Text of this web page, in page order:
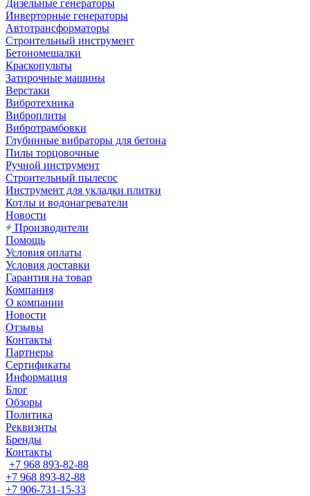
Дизельные генераторы
Инверторные генераторы
Автотрансформаторы
Строительный инструмент
Бетономешалки
Краскопульты
Затирочные машины
Верстаки
Вибротехника
Виброплиты
Вибротрамбовки
Глубинные вибраторы для бетона
Пилы торцовочные
Ручной инструмент
Строительный пылесос
Инструмент для укладки плитки
Котлы и водонагреватели
Новости
Производители
Помощь
Условия оплаты
Условия доставки
Гарантия на товар
Компания
О компании
Новости
Отзывы
Контакты
Партнеры
Сертификаты
Информация
Блог
Обзоры
Политика
Реквизиты
Бренды
Контакты
+7 968 893-82-88
+7 968 893-82-88
+7 906-731-15-33